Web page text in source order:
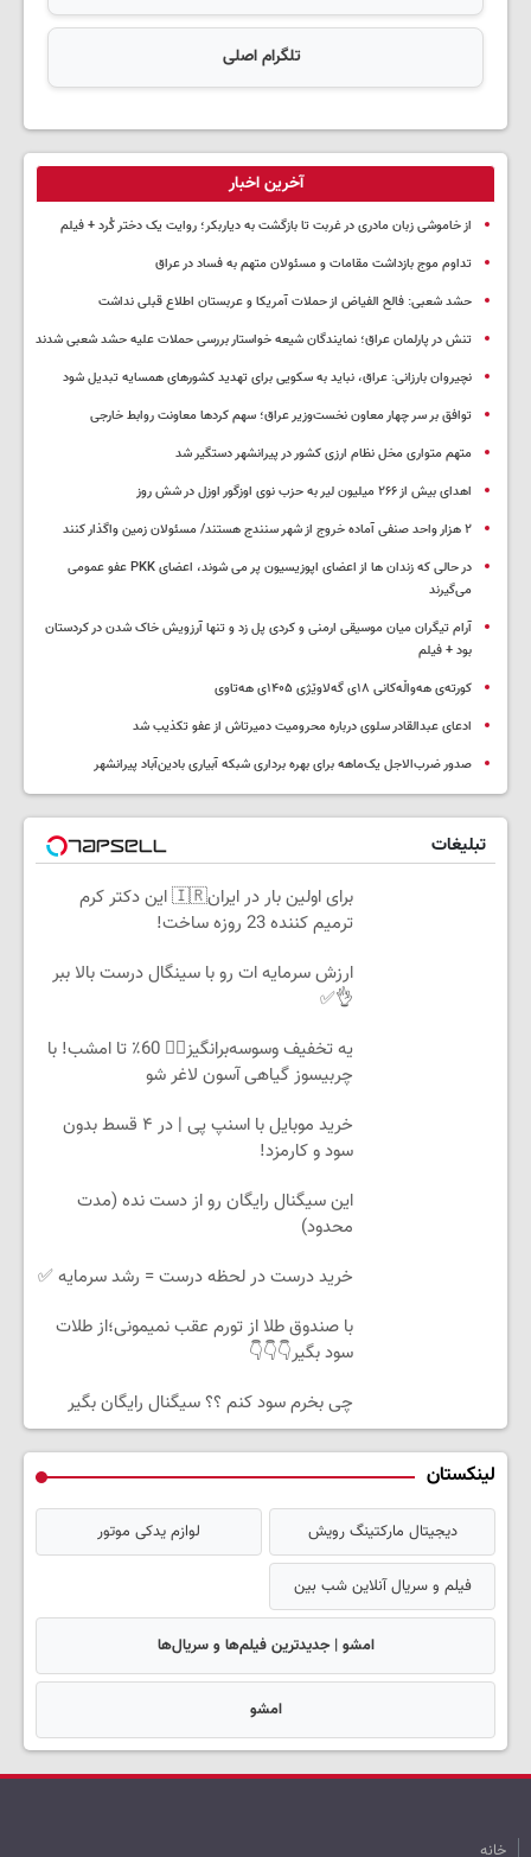
تلگرام اصلی
آخرین اخبار
از خاموشی زبان مادری در غربت تا بازگشت به دیاربکر؛ روایت یک دختر کُرد + فیلم
تداوم موج بازداشت مقامات و مسئولان متهم به فساد در عراق
حشد شعبی: فالح الفیاض از حملات آمریکا و عربستان اطلاع قبلی نداشت
تنش در پارلمان عراق؛ نمایندگان شیعه خواستار بررسی حملات علیه حشد شعبی شدند
نچیروان بارزانی: عراق، نباید به سکویی برای تهدید کشورهای همسایه تبدیل شود
توافق بر سر چهار معاون نخست‌وزیر عراق؛ سهم کردها معاونت روابط خارجی
متهم متواری مخل نظام ارزی کشور در پیرانشهر دستگیر شد
اهدای بیش از ۲۶۶ میلیون لیر به حزب نوی اوزگور اوزل در شش روز
۲ هزار واحد صنفی آماده خروج از شهر سنندج هستند/ مسئولان زمین واگذار کنند
در حالی که زندان ها از اعضای اپوزیسیون پر می شوند، اعضای PKK عفو عمومی
می‌گیرند
آرام تیگران میان موسیقی ارمنی و کردی پل زد و تنها آرزویش خاک شدن در کردستان
بود + فیلم
کورتەی هەواڵەکانی ۱۸ی گەلاوێژی ۱۴۰۵ی هەتاوی
ادعای عبدالقادر سلوی درباره محرومیت دمیرتاش از عفو تکذیب شد
صدور ضرب‌الاجل یک‌ماهه برای بهره برداری شبکه آبیاری بادین‌آباد پیرانشهر
تبلیغات
برای اولین بار در ایران🇮🇷 این دکتر کرم
ترمیم کننده 23 روزه ساخت!
ارزش سرمایه ات رو با سینگال درست بالا ببر
👌✅
یه تخفیف وسوسه‌برانگیز👈🏻 60٪ تا امشب! با
چربیسوز گیاهی آسون لاغر شو
خرید موبایل با اسنپ پی | در ۴ قسط بدون
سود و کارمزد!
این سیگنال رایگان رو از دست نده (مدت
محدود)
خرید درست در لحظه درست = رشد سرمایه ✅
با صندوق طلا از تورم عقب نمیمونی؛از طلات
سود بگیر👇👇👇
چی بخرم سود کنم ؟؟ سیگنال رایگان بگیر
لینکستان
دیجیتال مارکتینگ رویش لوازم یدکی موتور
فیلم و سریال آنلاین شب بین
امشو | جدیدترین فیلم‌ها و سریال‌ها
امشو
خانه